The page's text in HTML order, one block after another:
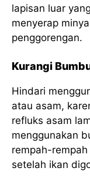
lapisan luar
menyerap
penggorengan.
Kurangi
Hindari
atau asam,
refluks asam
menggunakan
rempah-
setelah ikan